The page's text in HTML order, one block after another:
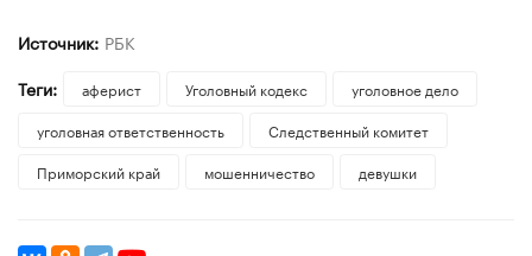
Источник: РБК
Теги:
аферист Уголовный кодекс
уголовное дело
уголовная ответственность
Следственный комитет
Приморский край
мошенничество девушки